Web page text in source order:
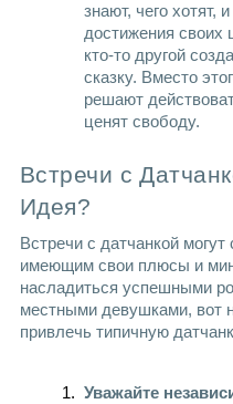
знают, чего хотят,
достижения своих
кто-то другой
сказку. Вместо
решают
ценят свободу.
Встречи с
Идея?
Встречи с датчанкой
имеющим свои плюсы и
насладиться успешными
местными девушками, вот
привлечь типичную
Уважайте